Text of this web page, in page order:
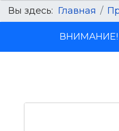
Вы здесь: Главная
ВНИМАНИЕ!